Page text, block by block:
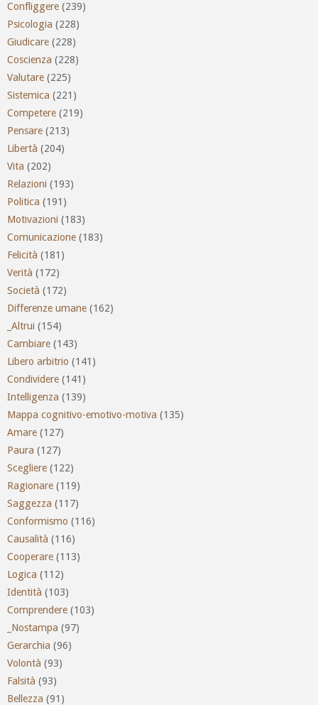
Confliggere (239)
Psicologia (228)
Giudicare (228)
Coscienza (228)
Valutare (225)
Sistemica (221)
Competere (219)
Pensare (213)
Libertà (204)
Vita (202)
Relazioni (193)
Politica (191)
Motivazioni (183)
Comunicazione (183)
Felicità (181)
Verità (172)
Società (172)
Differenze umane (162)
_Altrui (154)
Cambiare (143)
Libero arbitrio (141)
Condividere (141)
Intelligenza (139)
Mappa cognitivo-emotivo-motiva (135)
Amare (127)
Paura (127)
Scegliere (122)
Ragionare (119)
Saggezza (117)
Conformismo (116)
Causalità (116)
Cooperare (113)
Logica (112)
Identità (103)
Comprendere (103)
_Nostampa (97)
Gerarchia (96)
Volontà (93)
Falsità (93)
Bellezza (91)